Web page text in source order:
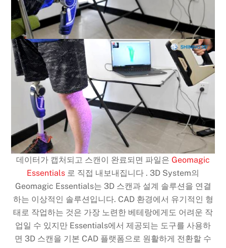
데이터가 캡처되고 스캔이 완료되면 파일은 Geomagic
Essentials 로 직접 내보내집니다 . 3D System의
Geomagic Essentials는 3D 스캔과 설계 솔루션을 연결
하는 이상적인 솔루션입니다. CAD 환경에서 유기적인 형
태로 작업하는 것은 가장 노련한 베테랑에게도 어려운 작
업일 수 있지만 Essentials에서 제공되는 도구를 사용하
면 3D 스캔을 기본 CAD 플랫폼으로 원활하게 전환할 수